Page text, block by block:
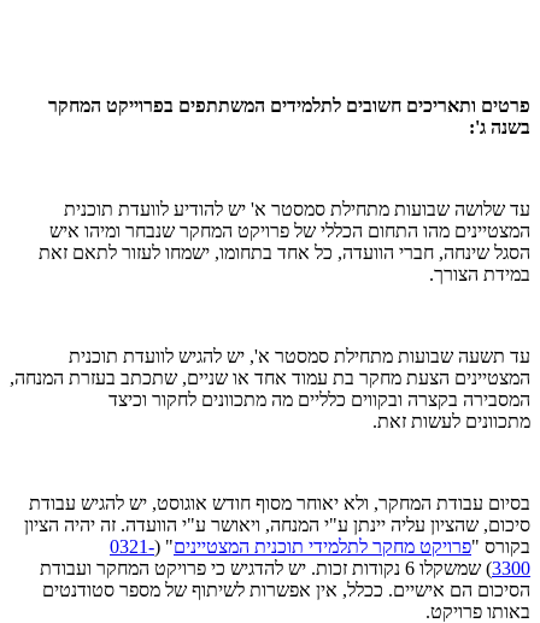
פרטים ותאריכים חשובים לתלמידים המשתתפים בפרוייקט המחקר
בשנה ג':
עד שלושה שבועות מתחילת סמסטר א' יש להודיע לוועדת תוכנית
המצטיינים מהו התחום הכללי של פרויקט המחקר שנבחר ומיהו איש
הסגל שינחה, חברי הוועדה, כל אחד בתחומו, ישמחו לעזור לתאם זאת
במידת הצורך.
עד תשעה שבועות מתחילת סמסטר א', יש להגיש לוועדת תוכנית
המצטיינים הצעת מחקר בת עמוד אחד או שניים, שתכתב בעזרת המנחה,
המסבירה בקצרה ובקווים כלליים מה מתכוונים לחקור וכיצד
מתכוונים לעשות זאת.
בסיום עבודת המחקר, ולא יאוחר מסוף חודש אוגוסט, יש להגיש עבודת
סיכום, שהציון עליה יינתן ע"י המנחה, ויאושר ע"י הוועדה. זה יהיה הציון
בקורס "פרויקט מחקר לתלמידי תוכנית המצטיינים" (
0321-
3300
) שמשקלו 6 נקודות זכות. יש להדגיש כי פרויקט המחקר ועבודת
הסיכום הם אישיים. ככלל, אין אפשרות לשיתוף של מספר סטודנטים
באותו פרויקט.